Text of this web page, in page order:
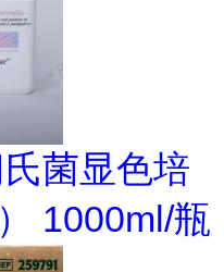
菌显色培
1000ml/瓶